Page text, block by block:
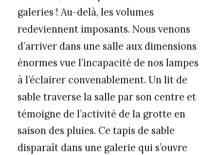
galeries ! Au-delà, les volumes
redeviennent imposants. Nous venons
d’arriver dans une salle aux dimensions
énormes vue l’incapacité de nos lampes
à l’éclairer convenablement. Un lit de
sable traverse la salle par son centre et
témoigne de l’activité de la grotte en
saison des pluies. Ce tapis de sable
disparaît dans une galerie qui s’ouvre